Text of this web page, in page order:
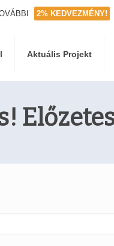
2% KEDVEZMÉNY!
Aktuális Projekt